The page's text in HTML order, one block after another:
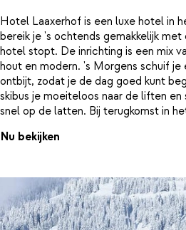
Hotel Laaxerhof is een luxe hotel in
bereik je 's ochtends gemakkelijk
hotel stopt. De inrichting is een mix
hout en modern. 's Morgens schuif je
ontbijt, zodat je de dag goed kunt
skibus je moeiteloos naar de liften en
snel op de latten. Bij terugkomst in
aanschuiven voor het diner of nog
wellnesscenter. Trek een baantje in
Nu bekijken